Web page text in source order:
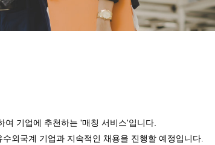
여 기업에 추천하는 '매칭 서비스'입니다.
외국계 기업과 지속적인 채용을 진행할 예정입니다.